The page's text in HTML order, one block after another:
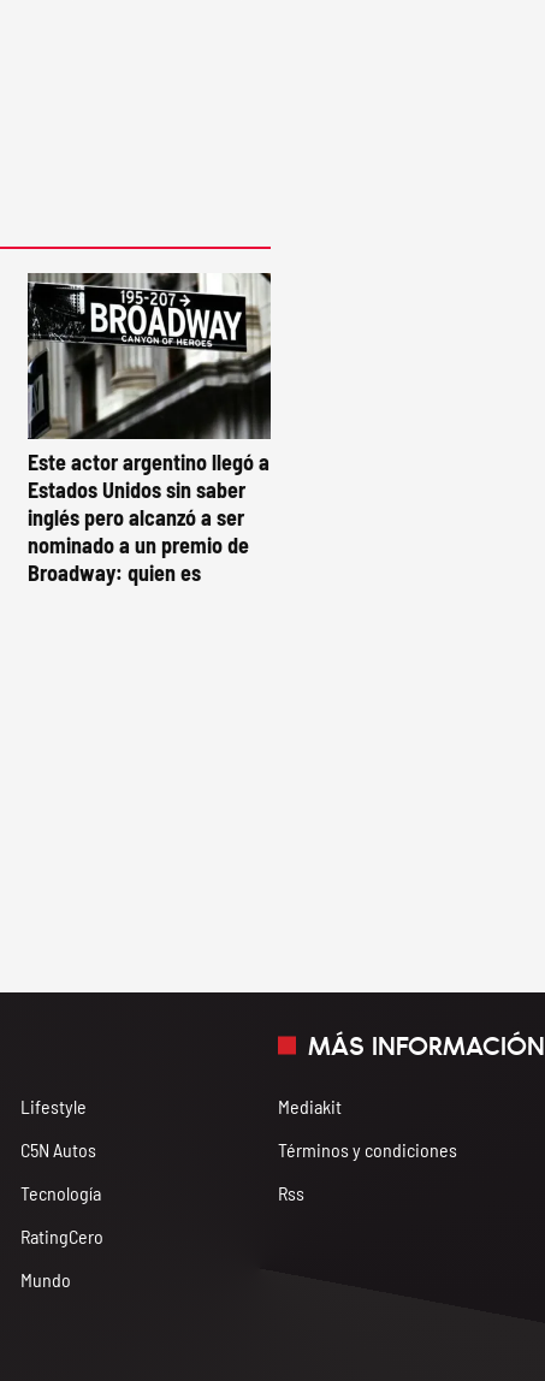
Este actor argentino llegó a
Estados Unidos sin saber
inglés pero alcanzó a ser
nominado a un premio de
Broadway: quien es
Lifestyle
C5N Autos
Tecnología
RatingCero
Mundo
MÁS INFORMACIÓN
Mediakit
Términos y condiciones
Rss